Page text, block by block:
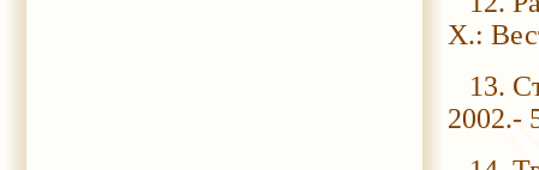
Х.:
13.
2002.-